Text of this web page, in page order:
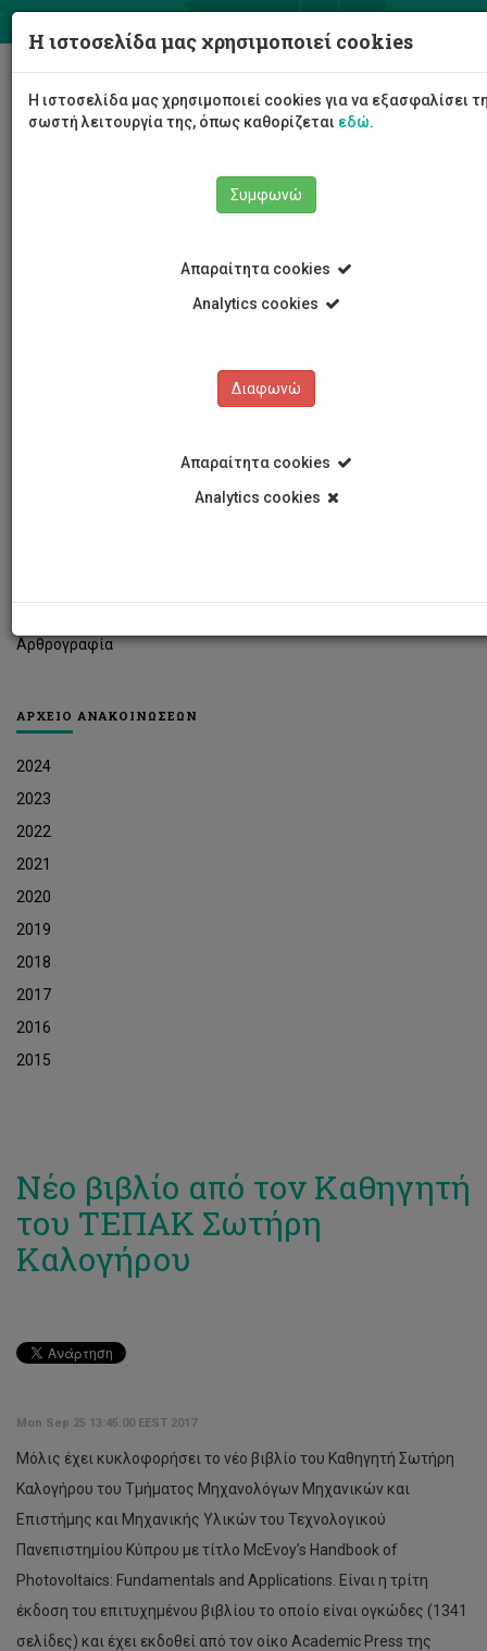
Αρθρογραφία
ΑΡΧΕΙΟ ΑΝΑΚΟΙΝΩΣΕΩΝ
2024
2023
2022
2021
2020
2019
2018
2017
2016
2015
Νέο βιβλίο από τον Καθηγητή
του ΤΕΠΑΚ Σωτήρη
Καλογήρου
Mon Sep 25 13:45:00 EEST 2017
Μόλις έχει κυκλοφορήσει το νέο βιβλίο του Καθηγητή Σωτήρη
Καλογήρου του Τμήματος Μηχανολόγων Μηχανικών και
Επιστήμης και Μηχανικής Υλικών του Τεχνολογικού
Πανεπιστημίου Κύπρου με τίτλο McEvoy’s Handbook of
Photovoltaics: Fundamentals and Applications. Είναι η τρίτη
έκδοση του επιτυχημένου βιβλίου το οποίο είναι ογκώδες (1341
σελίδες) και έχει εκδοθεί από τον οίκο Academic Press της
Η ιστοσελίδα μας χρησιμοποιεί cookies
Η ιστοσελίδα μας χρησιμοποιεί cookies για να εξασφαλίσει
σωστή λειτουργία της, όπως καθορίζεται εδώ.
Συμφωνώ
Απαραίτητα cookies
Analytics cookies
Διαφωνώ
Απαραίτητα cookies
Analytics cookies